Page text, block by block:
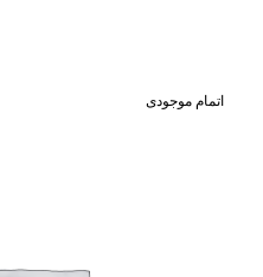
اتمام موجودی